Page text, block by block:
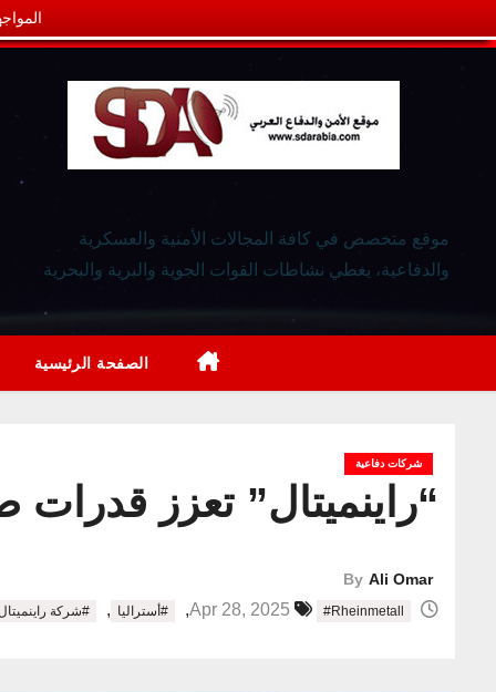
موقع متخصص في كافة المجالات الأمنية والعسكرية
والدفاعية، يغطي نشاطات القوات الجوية والبرية والبحرية
الصفحة الرئيسية
شركات دفاعية
“راينميتال” تعزز قدرات
By Ali Omar
#Rheinmetall
, #أستراليا , #شركة